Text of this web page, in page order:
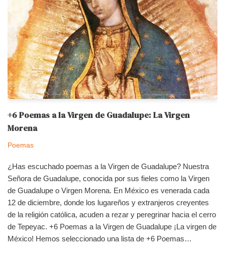
+6 Poemas a la Virgen de Guadalupe: La Virgen
Morena
Poemas
¿Has escuchado poemas a la Virgen de Guadalupe? Nuestra
Señora de Guadalupe, conocida por sus fieles como la Virgen
de Guadalupe o Virgen Morena. En México es venerada cada
12 de diciembre, donde los lugareños y extranjeros creyentes
de la religión católica, acuden a rezar y peregrinar hacia el cerro
de Tepeyac. +6 Poemas a la Virgen de Guadalupe ¡La virgen de
México! Hemos seleccionado una lista de +6 Poemas…